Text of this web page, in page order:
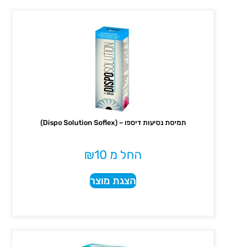
תמיסת נסיעות דיספו – (Dispo Solution Soflex)
החל מ ₪10
הצגת מוצר